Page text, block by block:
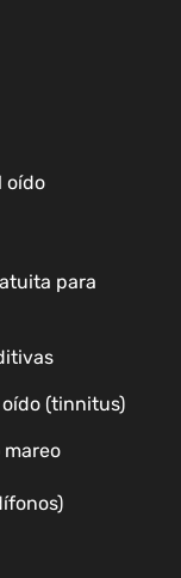
oído
para
(tinnitus)